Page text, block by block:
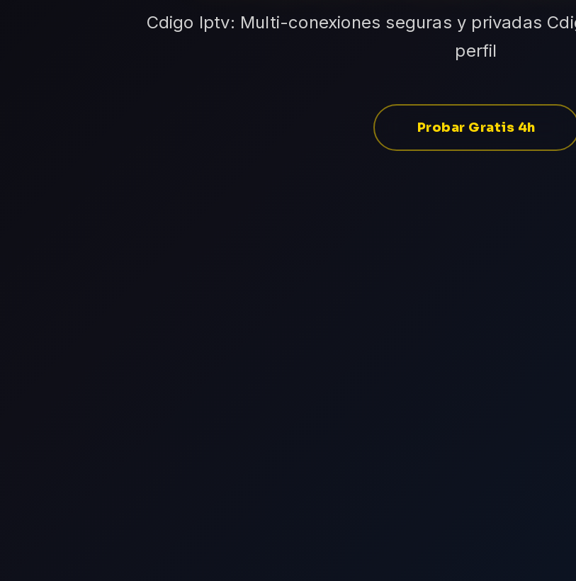
Cdigo Iptv: Multi-conexiones seguras y privadas
perfil
Probar Gratis 4h